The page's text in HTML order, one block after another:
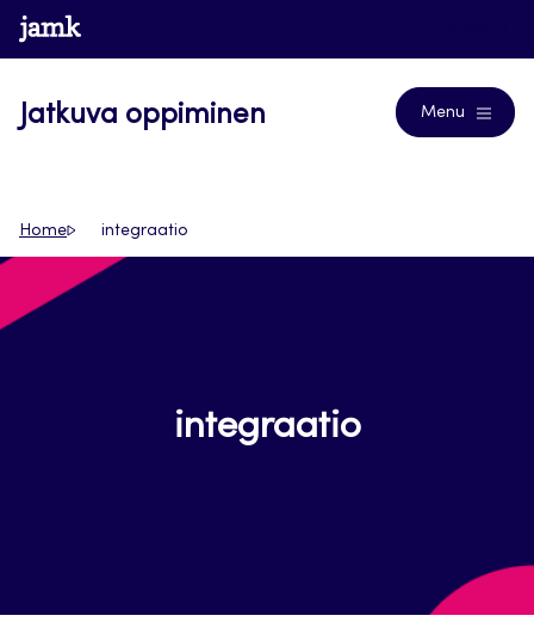
Siirry
suoraan
www.jamk.fi
Jatkuva oppiminen Menu
Home integraatio
integraatio